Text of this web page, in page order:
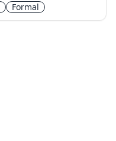
Formal